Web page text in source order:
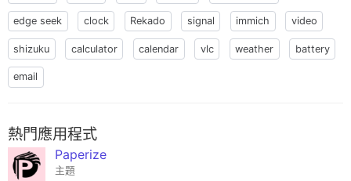
edge seek clock Rekado signal immich video
shizuku calculator calendar vlc weather battery
email
熱門應用程式
Paperize
主題